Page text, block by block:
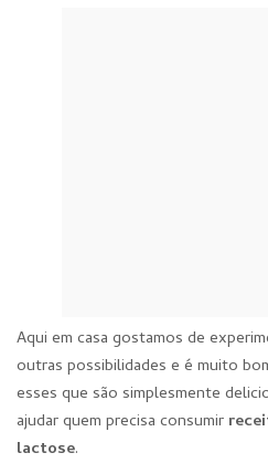
Aqui em casa gostamos de
outras possibilidades e é muito
esses que são simplesmente
ajudar quem precisa consumir
lactose.